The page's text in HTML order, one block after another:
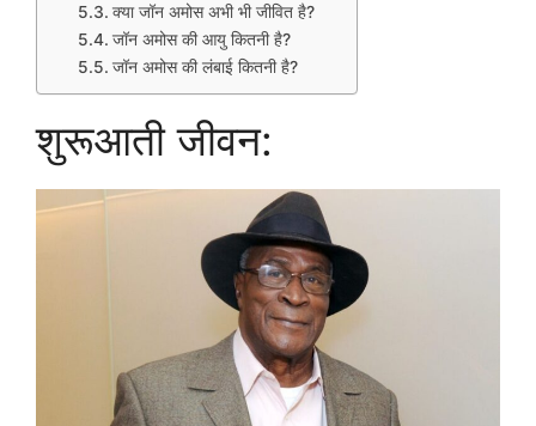
क्या जॉन अमोस अभी भी जीवित है?
जॉन अमोस की आयु कितनी है?
जॉन अमोस की लंबाई कितनी है?
शुरूआती जीवन: